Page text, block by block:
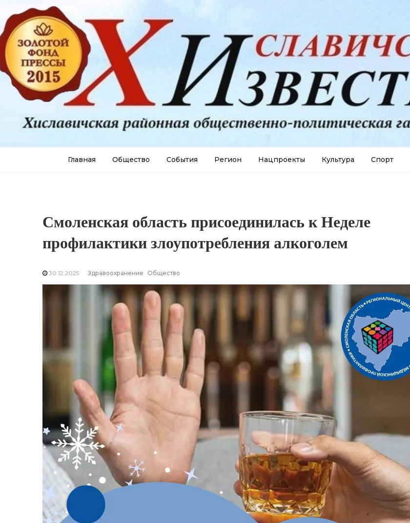
Главная Общество События Регион Нацпроекты Культура Спорт
Смоленская область присоединилась к Неделе
профилактики злоупотребления алкоголем
30.12.2025 Здравоохранение Общество